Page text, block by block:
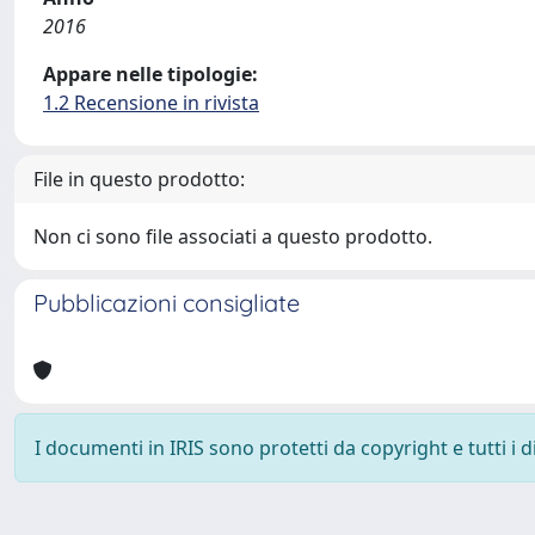
2016
Appare nelle tipologie:
1.2 Recensione in rivista
File in questo prodotto:
Non ci sono file associati a questo prodotto.
Pubblicazioni consigliate
I documenti in IRIS sono protetti da copyright e tutti i